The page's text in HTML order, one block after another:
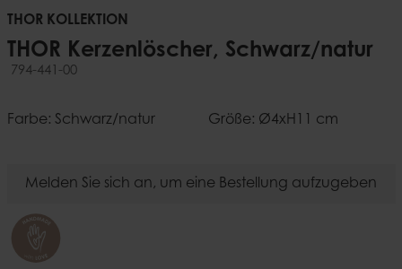
THOR KOLLEKTION
THOR Kerzenlöscher, Schwarz/natur
794-441-00
Farbe: Schwarz/natur Größe: Ø4xH11 cm
Melden Sie sich an, um eine Bestellung aufzugeben